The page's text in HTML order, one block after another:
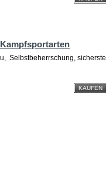
Selbstbeherrschung, sicherste